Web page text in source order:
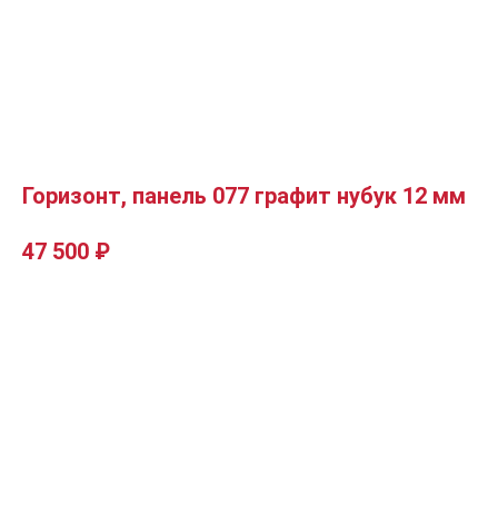
Горизонт, панель 077 графит нубук 12 мм
47 500 ₽